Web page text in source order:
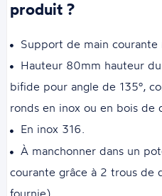
produit ?
Support de main
Hauteur 80mm hauteur
bifide pour angle de 135°,
ronds en inox ou en bois de
En inox 316.
À manchonner dans un
courante grâce à 2 trous de
fournie).